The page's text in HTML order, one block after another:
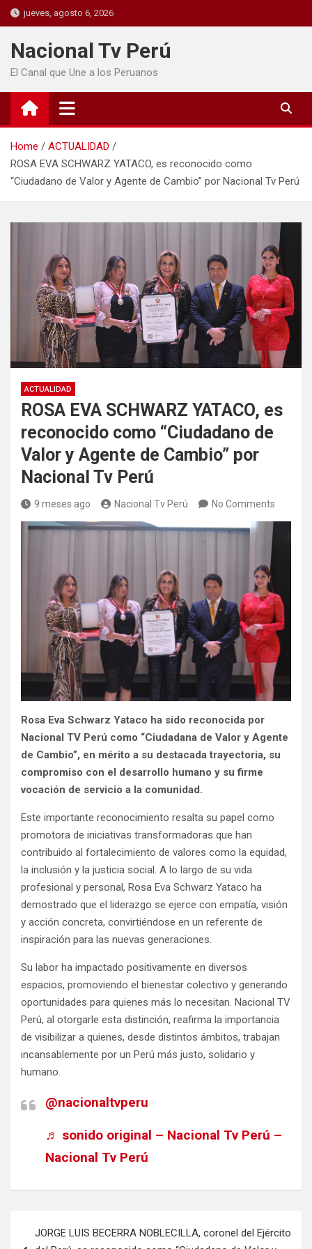
jueves, agosto 6, 2026
Nacional Tv Perú
El Canal que Une a los Peruanos
Home
ACTUALIDAD
ROSA EVA SCHWARZ YATACO, es reconocido como
“Ciudadano de Valor y Agente de Cambio” por Nacional Tv Perú
ACTUALIDAD
ROSA EVA SCHWARZ YATACO, es
reconocido como “Ciudadano de
Valor y Agente de Cambio” por
Nacional Tv Perú
9 meses ago Nacional Tv Perú No Comments
Rosa Eva Schwarz Yataco ha sido reconocida por
Nacional TV Perú como “Ciudadana de Valor y Agente
de Cambio”, en mérito a su destacada trayectoria, su
compromiso con el desarrollo humano y su firme
vocación de servicio a la comunidad.
Este importante reconocimiento resalta su papel como
promotora de iniciativas transformadoras que han
contribuido al fortalecimiento de valores como la equidad,
la inclusión y la justicia social. A lo largo de su vida
profesional y personal, Rosa Eva Schwarz Yataco ha
demostrado que el liderazgo se ejerce con empatía, visión
y acción concreta, convirtiéndose en un referente de
inspiración para las nuevas generaciones.
Su labor ha impactado positivamente en diversos
espacios, promoviendo el bienestar colectivo y generando
oportunidades para quienes más lo necesitan. Nacional TV
Perú, al otorgarle esta distinción, reafirma la importancia
de visibilizar a quienes, desde distintos ámbitos, trabajan
incansablemente por un Perú más justo, solidario y
humano.
@nacionaltvperu
♬ sonido original – Nacional Tv Perú –
Nacional Tv Perú
JORGE LUIS BECERRA NOBLECILLA, coronel del Ejército